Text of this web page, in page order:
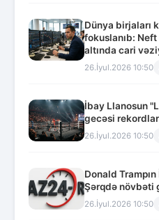
Dünya birjaları
fokuslanıb:
altında cari
26.İyul.2026 10:50
İbay Llanosun
gecəsi
26.İyul.2026 10:50
Donald
Şərqdə növbəti
26.İyul.2026 10:50